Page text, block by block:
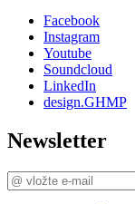
Facebook
Instagram
Youtube
Soundcloud
LinkedIn
design.GHMP
Newsletter